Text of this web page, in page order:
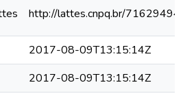
http://lattes.cnpq.br/
2017-08-09T13:15:14Z
2017-08-09T13:15:14Z